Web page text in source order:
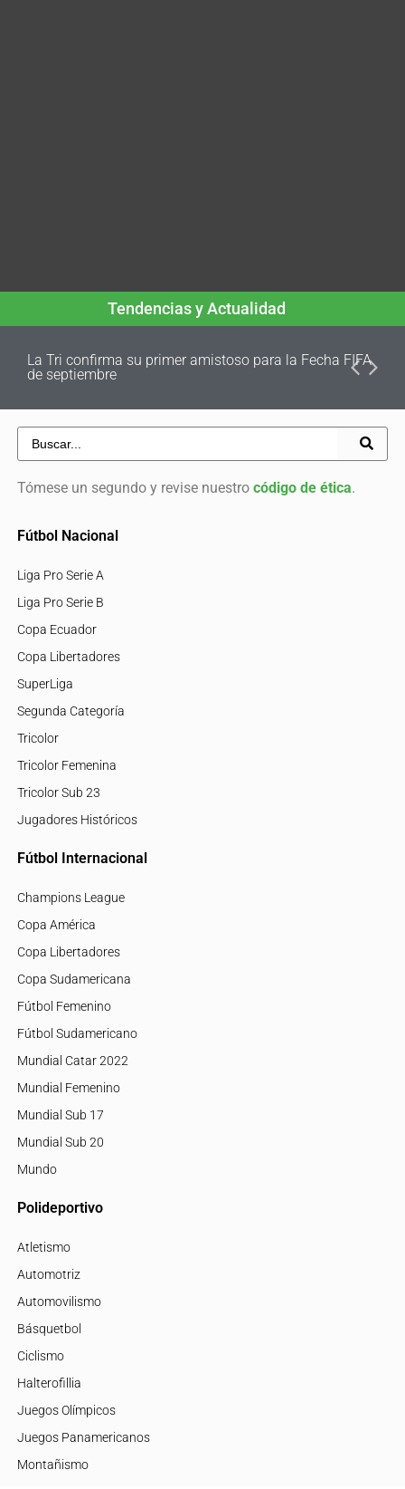
Tendencias y Actualidad
La Tri confirma su primer amistoso para la Fecha FIFA
de septiembre
Tómese un segundo y revise nuestro código de ética.
Fútbol Nacional
Liga Pro Serie A
Liga Pro Serie B
Copa Ecuador
Copa Libertadores
SuperLiga
Segunda Categoría
Tricolor
Tricolor Femenina
Tricolor Sub 23
Jugadores Históricos
Fútbol Internacional
Champions League
Copa América
Copa Libertadores
Copa Sudamericana
Fútbol Femenino
Fútbol Sudamericano
Mundial Catar 2022
Mundial Femenino
Mundial Sub 17
Mundial Sub 20
Mundo
Polideportivo
Atletismo
Automotriz
Automovilismo
Básquetbol
Ciclismo
Halterofillia
Juegos Olímpicos
Juegos Panamericanos
Montañismo